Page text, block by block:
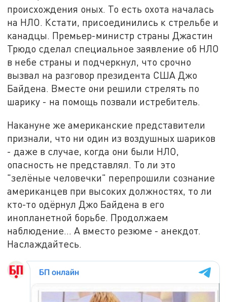
происхождения оных. То есть охота началась
на НЛО. Кстати, присоединились к стрельбе и
канадцы. Премьер-министр страны Джастин
Трюдо сделал специальное заявление об НЛО
в небе страны и подчеркнул, что срочно
вызвал на разговор президента США Джо
Байдена. Вместе они решили стрелять по
шарику - на помощь позвали истребитель.
Накануне же американские представители
признали, что ни один из воздушных шариков
- даже в случае, когда они были НЛО,
опасность не представлял. То ли это
"зелёные человечки" перепрошили сознание
американцев при высоких должностях, то ли
кто-то одёрнул Джо Байдена в его
инопланетной борьбе. Продолжаем
наблюдение... А вместо резюме - анекдот.
Наслаждайтесь.